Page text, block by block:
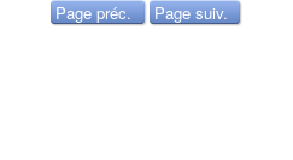
Page préc. Page suiv.